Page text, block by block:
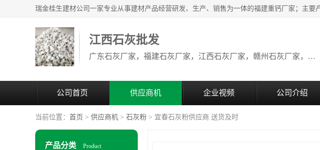
江西石灰批发
广东石灰厂家，福建石灰厂家，江西石灰厂家，赣州石灰厂家，东莞石灰厂家
公司首页 供应商机 企业视频 公司介绍
当前位置： 首页 > 供应商机 > 石灰粉 > 宜春石灰粉供应商 送货及时
产品分类 Product